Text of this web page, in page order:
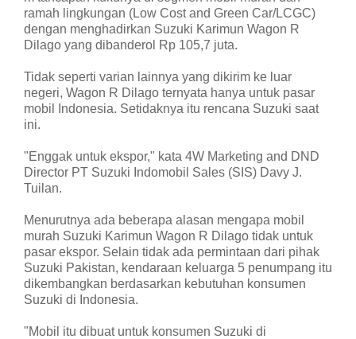
ramah lingkungan (Low Cost and Green Car/LCGC)
dengan menghadirkan Suzuki Karimun Wagon R
Dilago yang dibanderol Rp 105,7 juta.
Tidak seperti varian lainnya yang dikirim ke luar
negeri, Wagon R Dilago ternyata hanya untuk pasar
mobil Indonesia. Setidaknya itu rencana Suzuki saat
ini.
"Enggak untuk ekspor," kata 4W Marketing and DND
Director PT Suzuki Indomobil Sales (SIS) Davy J.
Tuilan.
Menurutnya ada beberapa alasan mengapa mobil
murah Suzuki Karimun Wagon R Dilago tidak untuk
pasar ekspor. Selain tidak ada permintaan dari pihak
Suzuki Pakistan, kendaraan keluarga 5 penumpang itu
dikembangkan berdasarkan kebutuhan konsumen
Suzuki di Indonesia.
"Mobil itu dibuat untuk konsumen Suzuki di